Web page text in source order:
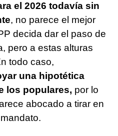
el 2026 todavía sin
, no parece el mejor
decida dar el paso de
pero a estas alturas
todo caso,
una hipotética
los populares, por lo
abocado a tirar en